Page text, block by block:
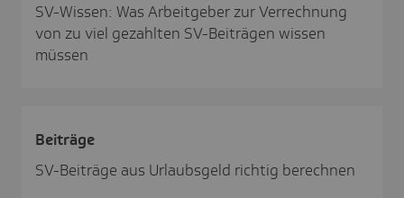
SV-Wissen: Was Arbeitgeber zur Verrechnung
von zu viel gezahlten SV-Beiträgen wissen
müssen
Beiträge
SV-Beiträge aus Urlaubsgeld richtig berechnen